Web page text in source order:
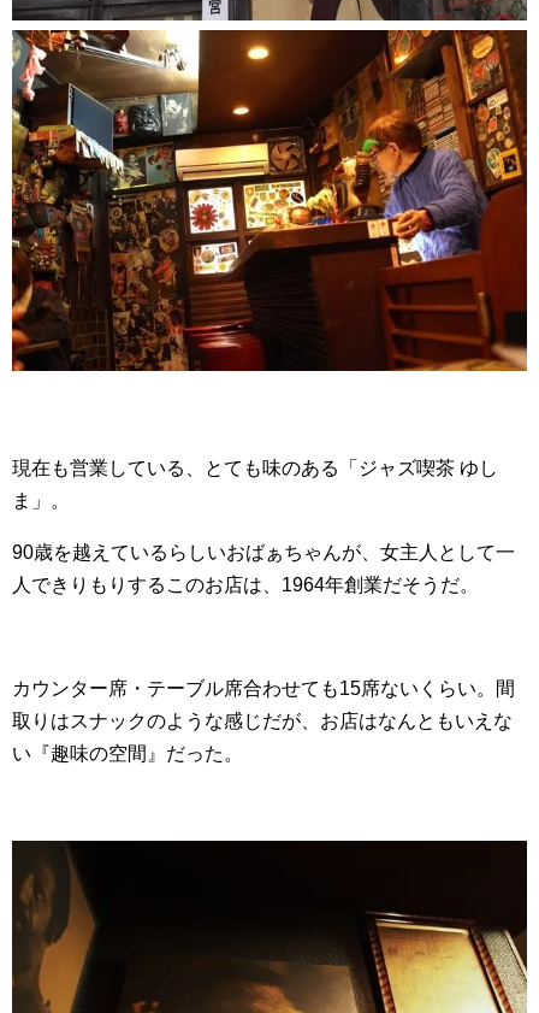
現在も営業している、とても味のある「ジャズ喫茶 ゆし
ま」。
90歳を越えているらしいおばぁちゃんが、女主人として一
人できりもりするこのお店は、1964年創業だそうだ。
カウンター席・テーブル席合わせても15席ないくらい。間
取りはスナックのような感じだが、お店はなんともいえな
い『趣味の空間』だった。